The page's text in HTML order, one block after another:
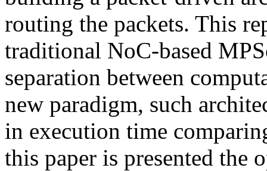
routing the packets. This
traditional NoC-based
separation between
new paradigm, such
in execution time
this paper is presented the